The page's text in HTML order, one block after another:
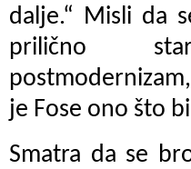
dalje.“ Misli da
prilično
je Fose ono što
Smatra da se